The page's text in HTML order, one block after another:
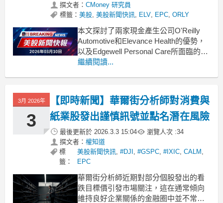
撰文者： CMoney 研究員
標籤： 美股, 美股新聞快訊, ELV, EPC, ORLY
本文探討了兩家現金產生公司O'Reilly
Automotive和Elevance Health的優勢，
以及Edgewell Personal Care所面臨的困
境。 .badgeprice-container {
繼續閱讀...
3月 2026年
3
【即時新聞】華爾街分析師對消費與
紙業股發出謹慎訊號並點名潛在風險
最後更新於 2026.3.3 15:04 瀏覽人次 :34
撰文者： 權知道
標
籤：
美股新聞快訊,#DJI ,#GSPC,#IXIC,CALM ,
EPC
華爾街分析師近期對部分個股發出的看
跌目標價引發市場關注，這在通常傾向
維持良好企業關係的金融圈中並不常